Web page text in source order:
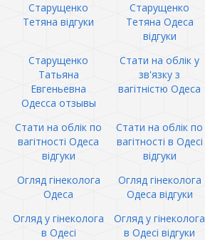
Старущенко
Тетяна відгуки
Старущенко
Тетяна Одеса
відгуки
Старущенко
Татьяна
Евгеньевна
Одесса отзывы
Стати на облік у
зв'язку з
вагітністю Одеса
Стати на облік по
вагітності Одеса
відгуки
Стати на облік по
вагітності в Одесі
відгуки
Огляд гінеколога
Одеса
Огляд гінеколога
Одеса відгуки
Огляд у гінеколога
в Одесі
Огляд у гінеколога
в Одесі відгуки